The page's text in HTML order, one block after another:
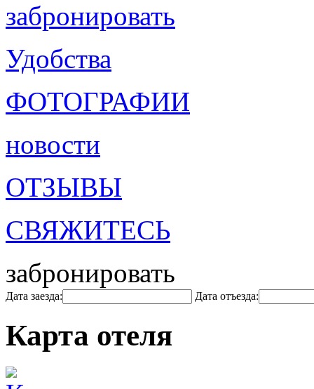
забронировать
Удобства
ФОТОГРАФИИ
новости
ОТЗЫВЫ
СВЯЖИТЕСЬ
забронировать
Дата заезда: Дата отъезда:
Карта отеля